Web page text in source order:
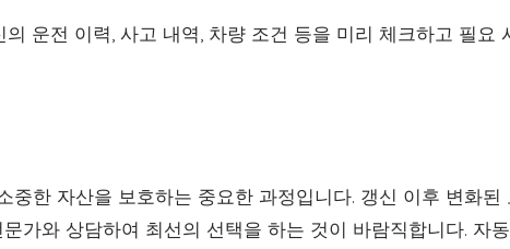
의 운전 이력, 사고 내역, 차량 조건 등을 미리 체크하고 필요
중한 자산을 보호하는 중요한 과정입니다. 갱신 이후 변화된
가와 상담하여 최선의 선택을 하는 것이 바람직합니다. 자